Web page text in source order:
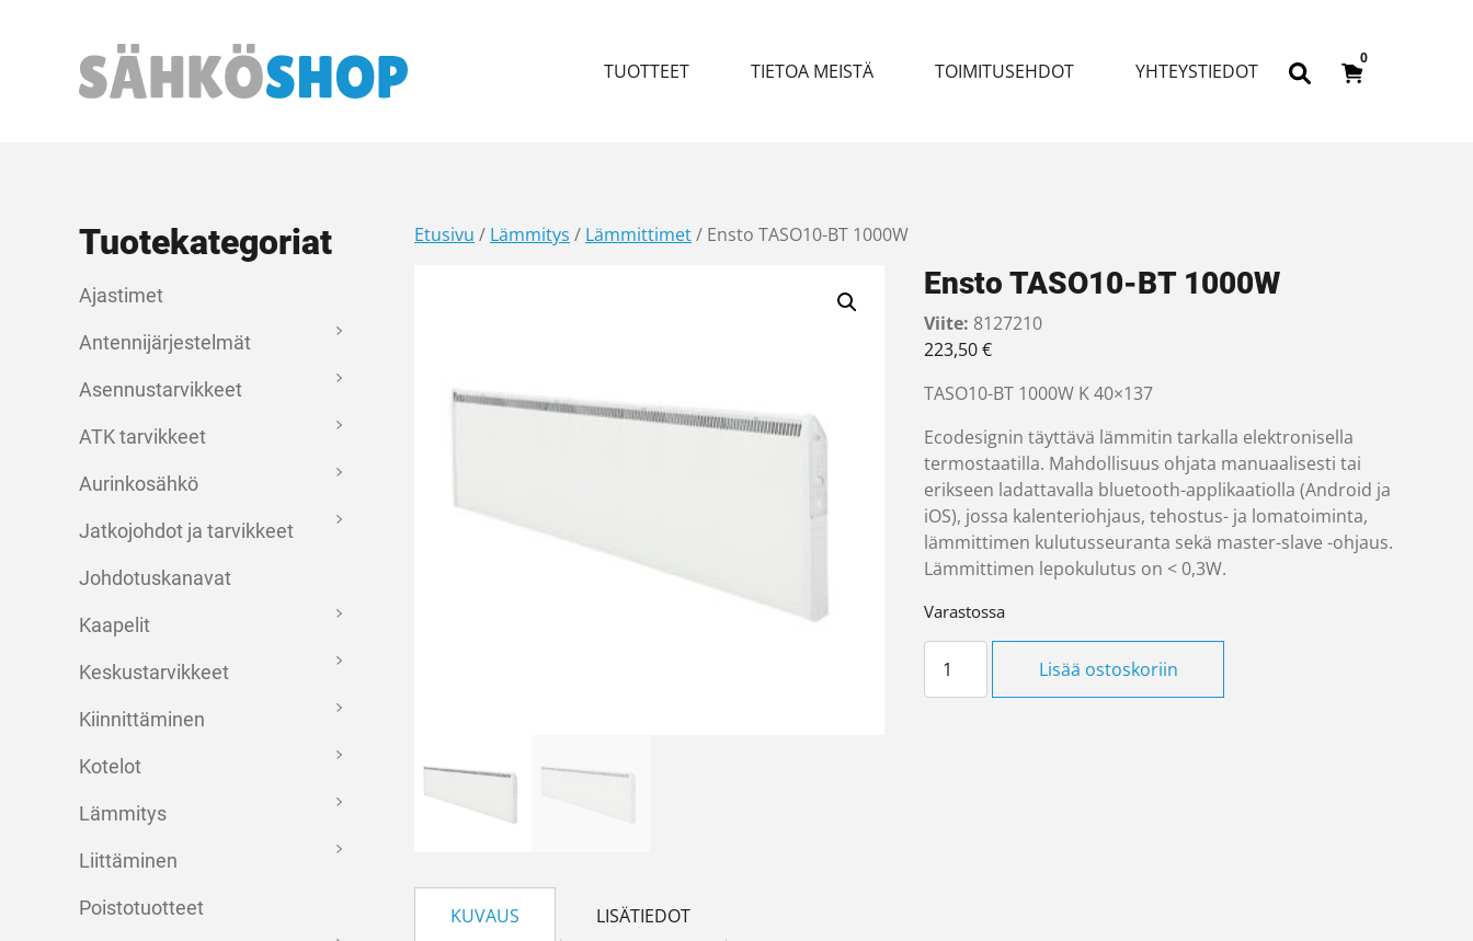
Päävalikko TUOTTEET TIETOA MEISTÄ TOIMITUSEHDOT YHTEYSTIEDOT
0
Tuotekategoriat
Ajastimet
Antennijärjestelmät
Asennustarvikkeet
ATK tarvikkeet
Aurinkosähkö
Jatkojohdot ja tarvikkeet
Johdotuskanavat
Kaapelit
Keskustarvikkeet
Kiinnittäminen
Kotelot
Lämmitys
Liittäminen
Poistotuotteet
Etusivu / Lämmitys / Lämmittimet/ Ensto TASO10-BT 1000W
Ensto TASO10-BT 1000W
Viite: 8127210
223,50€
TASO10-BT 1000W K 40×137
Ecodesignin täyttävä lämmitin tarkalla elektronisella
termostaatilla. Mahdollisuus ohjata manuaalisesti tai
erikseen ladattavalla bluetooth-applikaatiolla (Android ja
iOS), jossa kalenteriohjaus, tehostus- ja lomatoiminta,
lämmittimen kulutusseuranta sekä master-slave -ohjaus.
Lämmittimen lepokulutus on < 0,3W.
Varastossa
Lisää ostoskoriin
KUVAUS LISÄTIEDOT